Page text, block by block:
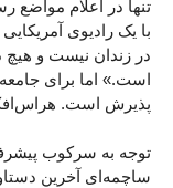
تنها در اعلام مواضع
با یک رادیوی
در زندان نیست و هیچ
است.» اما برای
پذیرش است.
توجه به سرکوب
ساچمه‌ای آخرین